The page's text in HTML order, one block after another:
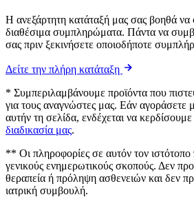
Η ανεξάρτητη κατάταξή μας σας βοηθά να
διαθέσιμα συμπληρώματα. Πάντα να
σας πριν ξεκινήσετε οποιοδήποτε
Δείτε την πλήρη κατάταξη
* Συμπεριλαμβάνουμε προϊόντα που
για τους αναγνώστες μας. Εάν
αυτήν τη σελίδα, ενδέχεται να
διαδικασία μας.
** Οι πληροφορίες σε αυτόν τον ιστότοπο
γενικούς ενημερωτικούς σκοπούς. Δεν
θεραπεία ή πρόληψη ασθενειών και δεν
ιατρική συμβουλή.